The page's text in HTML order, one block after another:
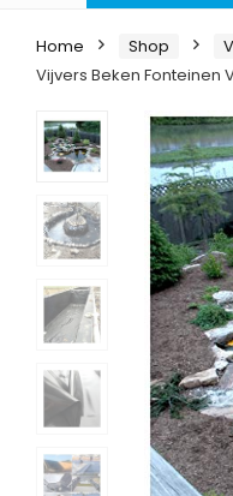
Home Shop
Vijvers Beken Fonteinen